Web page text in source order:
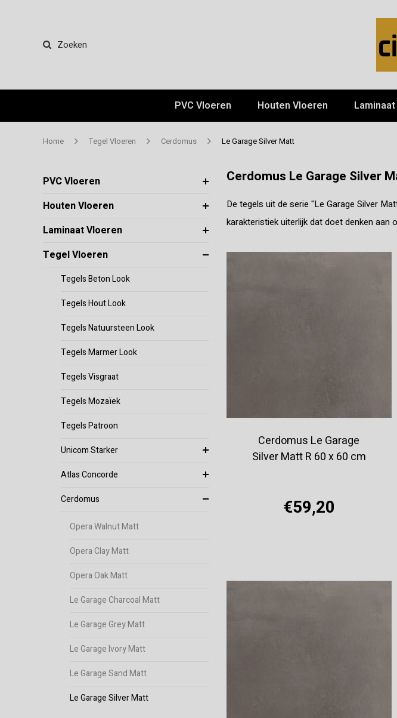
Zoeken
PVC Vloeren Houten Vloeren
Home Tegel Vloeren Cerdomus Le Garage Silver Matt
PVC Vloeren
Houten Vloeren
Laminaat Vloeren
Tegel Vloeren
Tegels Beton Look
Tegels Hout Look
Tegels Natuursteen Look
Tegels Marmer Look
Tegels Visgraat
Tegels Mozaïek
Tegels Patroon
Unicom Starker
Atlas Concorde
Cerdomus
Opera Walnut Matt
Opera Clay Matt
Opera Oak Matt
Le Garage Charcoal Matt
Le Garage Grey Matt
Le Garage Ivory Matt
Le Garage Sand Matt
Le Garage Silver Matt
Cerdomus Le Garage Silver
De tegels uit de serie "Le Garage Silver
karakteristiek uiterlijk dat doet denken aan
Cerdomus Le Garage
Silver Matt R 60 x 60 cm
€59,20